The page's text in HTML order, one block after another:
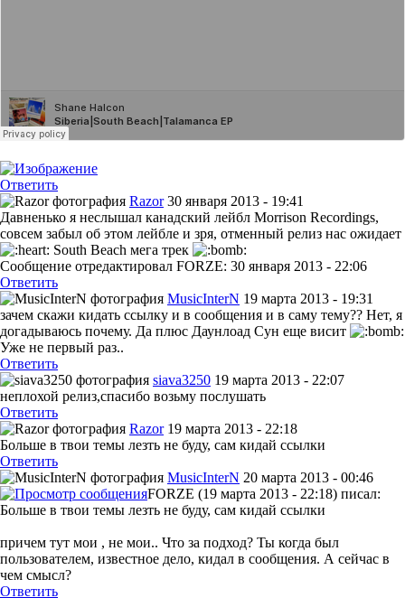
Ответить
Razor 30 января 2013 - 19:41
Давненько я неслышал канадский лейбл Morrison Recordings,
совсем забыл об этом лейбле и зря, отменный релиз нас ожидает
South Beach мега трек
Сообщение отредактировал FORZE: 30 января 2013 - 22:06
Ответить
MusicInterN 19 марта 2013 - 19:31
зачем скажи кидать ссылку и в сообщения и в саму тему?? Нет, я
догадываюсь почему. Да плюс Даунлоад Сун еще висит
Уже не первый раз..
Ответить
siava3250 19 марта 2013 - 22:07
неплохой релиз,спасибо возьму послушать
Ответить
Razor 19 марта 2013 - 22:18
Больше в твои темы лезть не буду, сам кидай ссылки
Ответить
MusicInterN 20 марта 2013 - 00:46
FORZE (19 марта 2013 - 22:18) писал:
Больше в твои темы лезть не буду, сам кидай ссылки
причем тут мои , не мои.. Что за подход? Ты когда был
пользователем, известное дело, кидал в сообщения. А сейчас в
чем смысл?
Ответить